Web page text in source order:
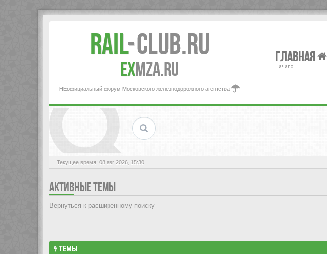
Rail-Club.RU
exMZA.RU
НЕофициальный форум Московского железнодорожного агентства
Главная
Начало
Текущее время: 08 авг 2026, 15:30
АКТИВНЫЕ ТЕМЫ
Вернуться к расширенному поиску
ТЕМЫ